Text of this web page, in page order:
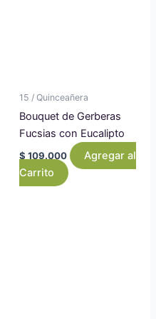
15 / Quinceañera
Bouquet de Gerberas
Fucsias con Eucalipto
$ 109.000
Agregar al
Carrito